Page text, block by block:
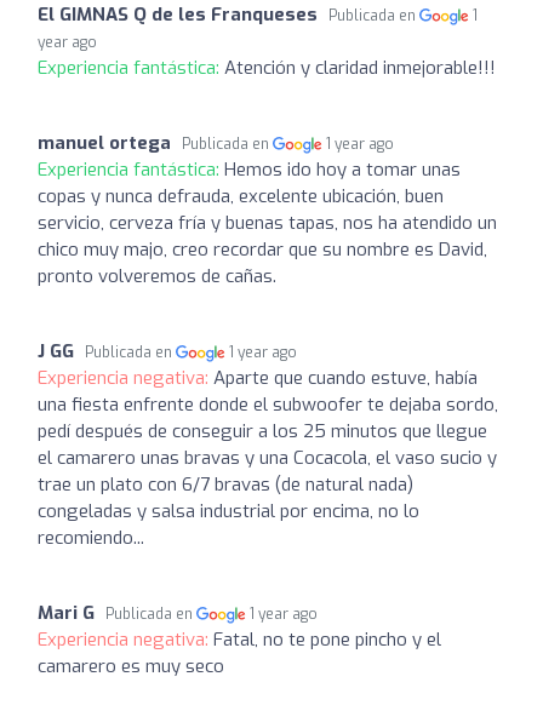
El GIMNAS Q de les Franqueses Publicada en
1
year ago
Experiencia fantástica: Atención y claridad inmejorable!!!
manuel ortega Publicada en 1 year ago
Experiencia fantástica: Hemos ido hoy a tomar unas
copas y nunca defrauda, excelente ubicación, buen
servicio, cerveza fría y buenas tapas, nos ha atendido un
chico muy majo, creo recordar que su nombre es David,
pronto volveremos de cañas.
J GG Publicada en 1 year ago
Experiencia negativa: Aparte que cuando estuve, había
una fiesta enfrente donde el subwoofer te dejaba sordo,
pedí después de conseguir a los 25 minutos que llegue
el camarero unas bravas y una Cocacola, el vaso sucio y
trae un plato con 6/7 bravas (de natural nada)
congeladas y salsa industrial por encima, no lo
recomiendo...
Mari G Publicada en 1 year ago
Experiencia negativa: Fatal, no te pone pincho y el
camarero es muy seco